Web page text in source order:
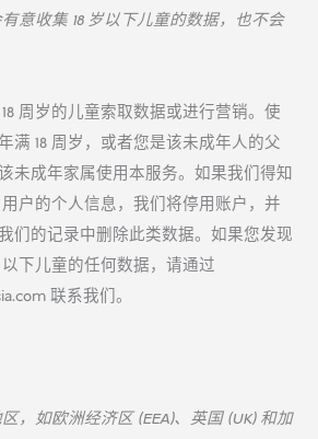
意收集 18 岁以下儿童的数据，也不会
周岁的儿童索取数据或进行营销。使
满 18 周岁，或者您是该未成年人的父
未成年家属使用本服务。如果我们得知
户的个人信息，我们将停用账户，并
们的记录中删除此类数据。如果您发现
下儿童的任何数据，请通过
联系我们。
，如欧洲经济区 (EEA)、英国 (UK) 和加